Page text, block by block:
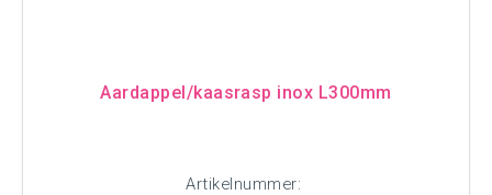
Aardappel/kaasrasp inox L300mm
Artikelnummer: